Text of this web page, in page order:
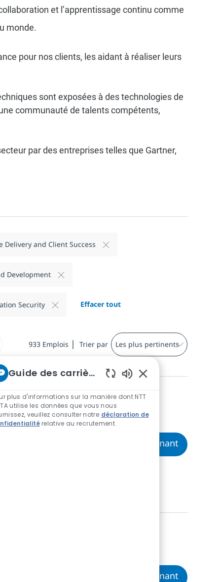
et l’apprentissage continu comme
monde.
pour nos clients, les aidant à réaliser leurs
sont exposées à des technologies de
communauté de talents compétents,
par des entreprises telles que Gartner,
Delivery and Client Success
Development
Security Effacer tout
933 Emplois Trier par
para unirse a
y frameworks
Postulez maintenantPython
estudiante de
Postulez maintenantPasante
Guide des carrières chez NTT
plus d'informations sur la manière dont NTT
utilise les données que vous nous
veuillez consulter notre déclaration de
relative au recrutement.